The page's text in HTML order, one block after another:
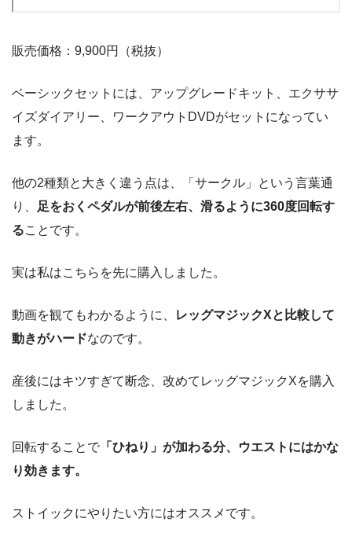
販売価格： 9,900円（税抜）
ベーシックセットには、アップグレードキット、エクササ
イズダイアリー、ワークアウトDVDがセットになってい
ます。
他の2種類と大きく違う点は、「サークル」という言葉通
り、
足をおくペダルが前後左右、滑るように360度回転す
ることです。
実は私はこちらを先に購入しました。
動画を観てもわかるように、
レッグマジックXと比較して
動きがハードなのです。
産後にはキツすぎて断念、改めてレッグマジックXを購入
しました。
回転することで 「ひねり」が加わる分、ウエストにはかな
り効きます。
ストイックにやりたい方にはオススメです。